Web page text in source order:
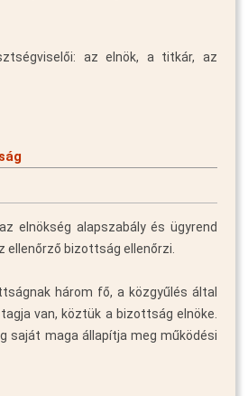
az elnök, a titkár, az
elnökség alapszabály és ügyrend
ellenőrző bizottság ellenőrzi.
három fő, a közgyűlés által
van, köztük a bizottság elnöke.
saját maga állapítja meg működési